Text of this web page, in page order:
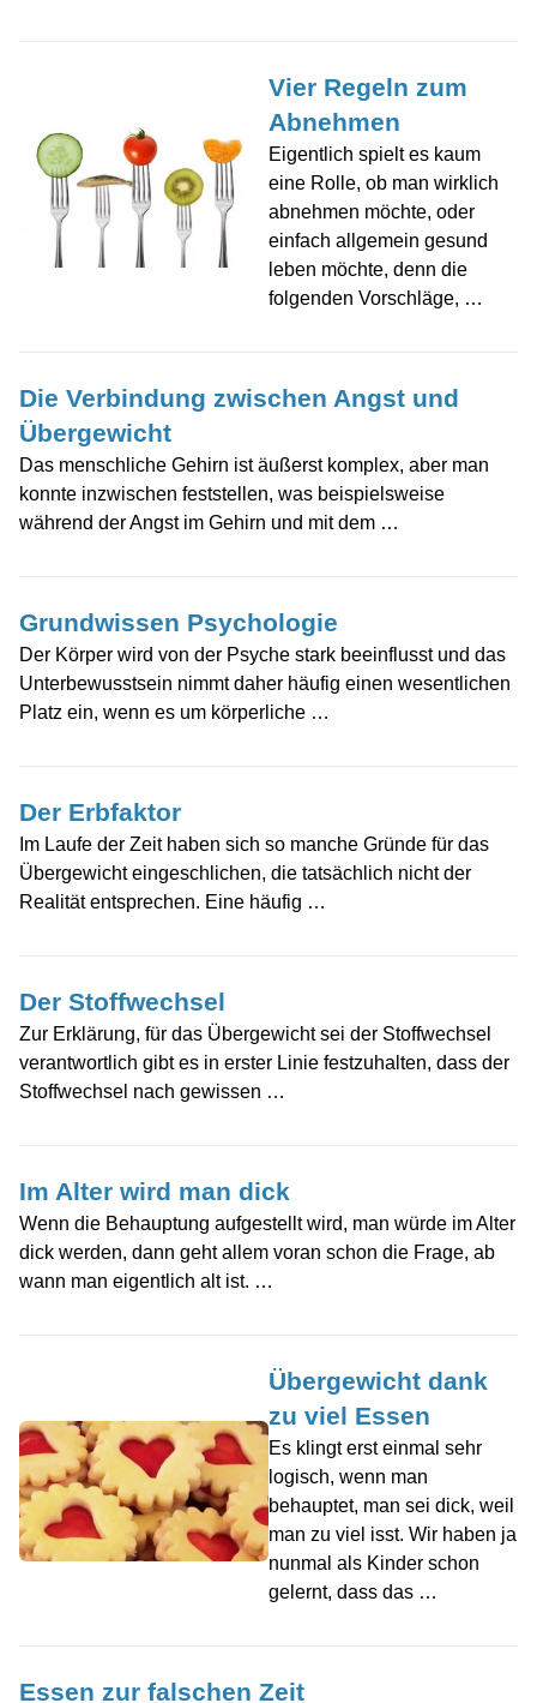
Vier Regeln zum
Abnehmen
Eigentlich spielt es kaum
eine Rolle, ob man wirklich
abnehmen möchte, oder
einfach allgemein gesund
leben möchte, denn die
folgenden Vorschläge, …
Die Verbindung zwischen Angst und
Übergewicht
Das menschliche Gehirn ist äußerst komplex, aber man
konnte inzwischen feststellen, was beispielsweise
während der Angst im Gehirn und mit dem …
Grundwissen Psychologie
Der Körper wird von der Psyche stark beeinflusst und das
Unterbewusstsein nimmt daher häufig einen wesentlichen
Platz ein, wenn es um körperliche …
Der Erbfaktor
Im Laufe der Zeit haben sich so manche Gründe für das
Übergewicht eingeschlichen, die tatsächlich nicht der
Realität entsprechen. Eine häufig …
Der Stoffwechsel
Zur Erklärung, für das Übergewicht sei der Stoffwechsel
verantwortlich gibt es in erster Linie festzuhalten, dass der
Stoffwechsel nach gewissen …
Im Alter wird man dick
Wenn die Behauptung aufgestellt wird, man würde im Alter
dick werden, dann geht allem voran schon die Frage, ab
wann man eigentlich alt ist. …
Übergewicht dank
zu viel Essen
Es klingt erst einmal sehr
logisch, wenn man
behauptet, man sei dick, weil
man zu viel isst. Wir haben ja
nunmal als Kinder schon
gelernt, dass das …
Essen zur falschen Zeit